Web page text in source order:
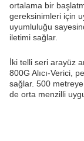
ortalama bir
gereksinimleri için
uyumluluğu
iletimi sağlar.
İki telli seri arayüz
800G Alıcı-Verici,
sağlar. 500
de orta menzilli